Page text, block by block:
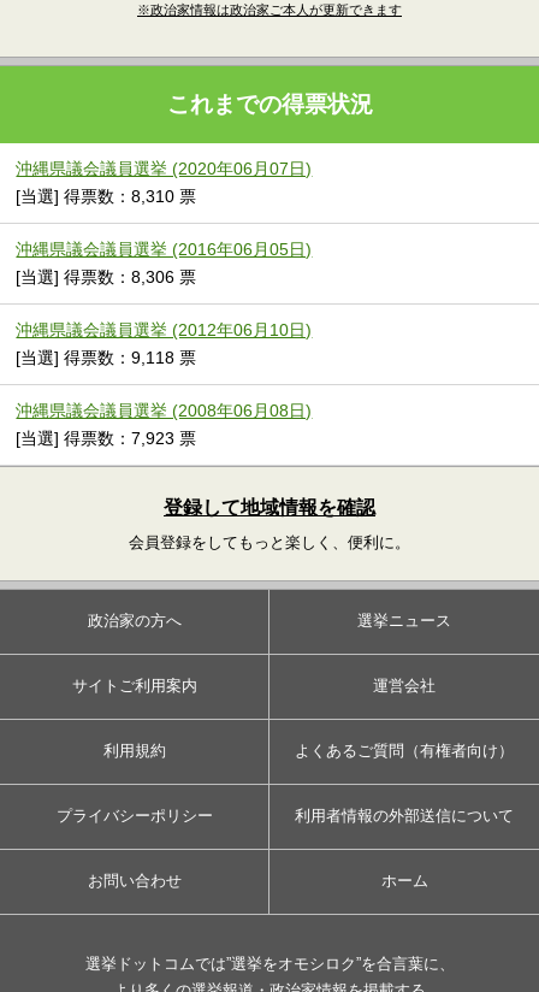
※政治家情報は政治家ご本人が更新できます
これまでの得票状況
沖縄県議会議員選挙 (2020年06月07日)
[当選] 得票数：8,310 票
沖縄県議会議員選挙 (2016年06月05日)
[当選] 得票数：8,306 票
沖縄県議会議員選挙 (2012年06月10日)
[当選] 得票数：9,118 票
沖縄県議会議員選挙 (2008年06月08日)
[当選] 得票数：7,923 票
登録して地域情報を確認
会員登録をしてもっと楽しく、便利に。
政治家の方へ 選挙ニュース
サイトご利用案内 運営会社
利用規約 よくあるご質問（有権者向け）
プライバシーポリシー 利用者情報の外部送信について
お問い合わせ ホーム
選挙ドットコムでは”選挙をオモシロク”を合言葉に、